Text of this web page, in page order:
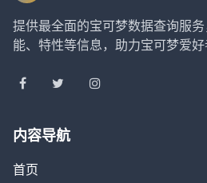
提供最全面的宝可梦数据查询服
能、特性等信息，助力宝可梦爱好
内容导航
首页